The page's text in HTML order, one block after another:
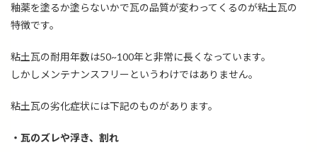
釉薬を塗るか塗らないかで瓦の品質が変わってくるのが粘土瓦の
特徴です。
粘土瓦の耐用年数は50~100年と非常に長くなっています。
しかしメンテナンスフリーというわけではありません。
粘土瓦の劣化症状には下記のものがあります。
・瓦のズレや浮き、割れ